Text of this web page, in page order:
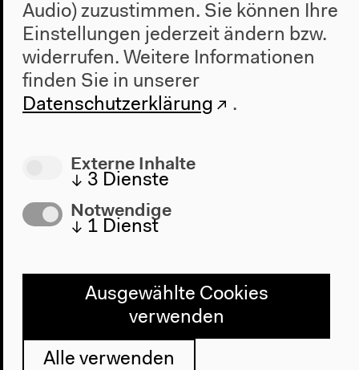
Berlin Documentary Forum 3
new practices across disciplines
Die dritte Ausgabe desBerlin Documentary Forums
untersucht die Spannungen und Paradoxa bei der
Audio) zuzustimmen. Sie können Ihre
Einstellungen jederzeit ändern bzw.
widerrufen. Weitere Informationen
finden Sie in unserer
Datenschutzerklärung
.
Externe Inhalte
↓ 3 Dienste
Notwendige
↓ 1 Dienst
Ausgewählte Cookies
verwenden
Alle verwenden